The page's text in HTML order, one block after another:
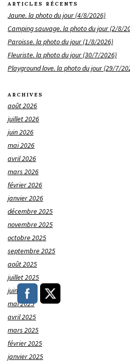
ARTICLES RÉCENTS
Jaune. la photo du jour (4/8/2026)
Camping sauvage. la photo du jour (2/8/
Paroisse. la photo du jour (1/8/2026)
Fleuriste. la photo du jour (30/7/2026)
Playground love. la photo du jour (29/7/
ARCHIVES
août 2026
juillet 2026
juin 2026
mai 2026
avril 2026
mars 2026
février 2026
janvier 2026
décembre 2025
novembre 2025
octobre 2025
septembre 2025
août 2025
juillet 2025
juin 2025
mai 2025
avril 2025
mars 2025
février 2025
janvier 2025